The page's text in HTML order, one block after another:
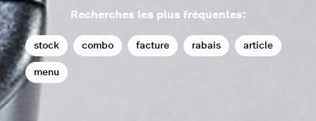
Recherches les plus fréquentes:
stock combo facture rabais article
menu